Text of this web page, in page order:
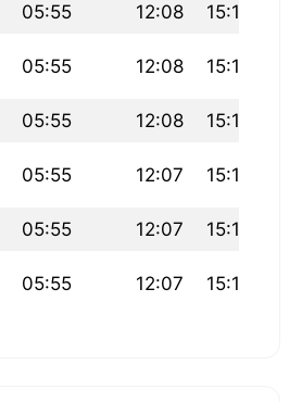
05:55 12:08 15:18
05:55 12:08 15:18
05:55 12:08 15:18
05:55 12:07 15:18
05:55 12:07 15:19
05:55 12:07 15:19